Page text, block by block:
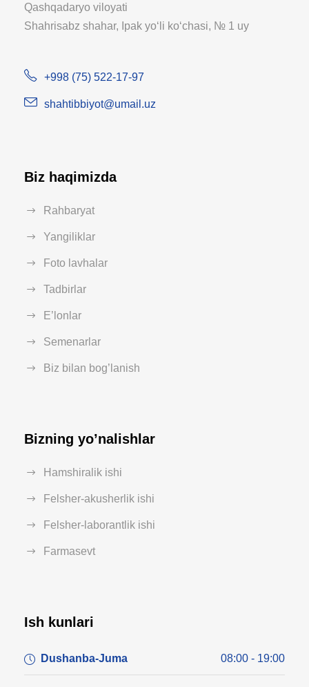
Qashqadaryo viloyati
Shahrisabz shahar, Ipak yoʻli koʻchasi, № 1 uy
+998 (75) 522-17-97
shahtibbiyot@umail.uz
Biz haqimizda
Rahbaryat
Yangiliklar
Foto lavhalar
Tadbirlar
E’lonlar
Semenarlar
Biz bilan bog’lanish
Bizning yo’nalishlar
Hamshiralik ishi
Felsher-akusherlik ishi
Felsher-laborantlik ishi
Farmasevt
Ish kunlari
Dushanba-Juma 08:00 - 19:00